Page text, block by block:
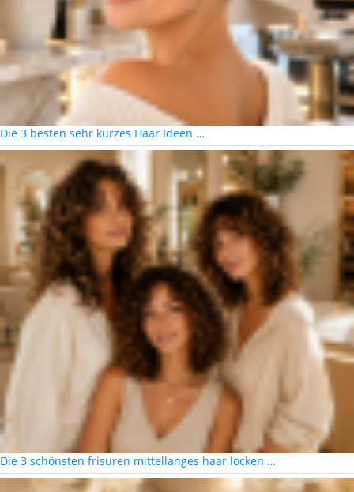
Die 3 besten sehr kurzes Haar Ideen …
Die 3 schönsten frisuren mittellanges haar locken …